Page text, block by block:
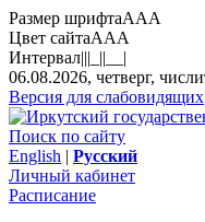
Размер шрифтаAAA
Цвет сайтаAAA
Интервал|||_||__|
06.08.2026, четверг,
Версия для слабовидящих
Поиск по сайту
English | Русский
Личный кабинет
Расписание